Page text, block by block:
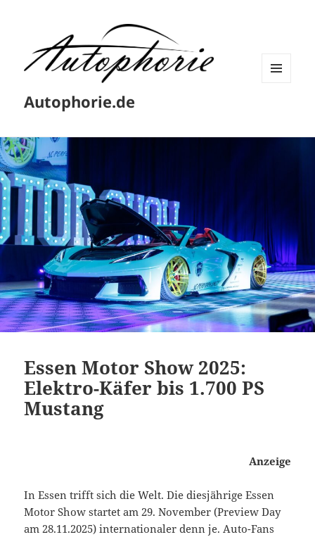
Autophorie.de
Essen Motor Show 2025:
Elektro-Käfer bis 1.700 PS
Mustang
Anzeige
In Essen trifft sich die Welt. Die diesjährige Essen
Motor Show startet am 29. November (Preview Day
am 28.11.2025) internationaler denn je. Auto-Fans